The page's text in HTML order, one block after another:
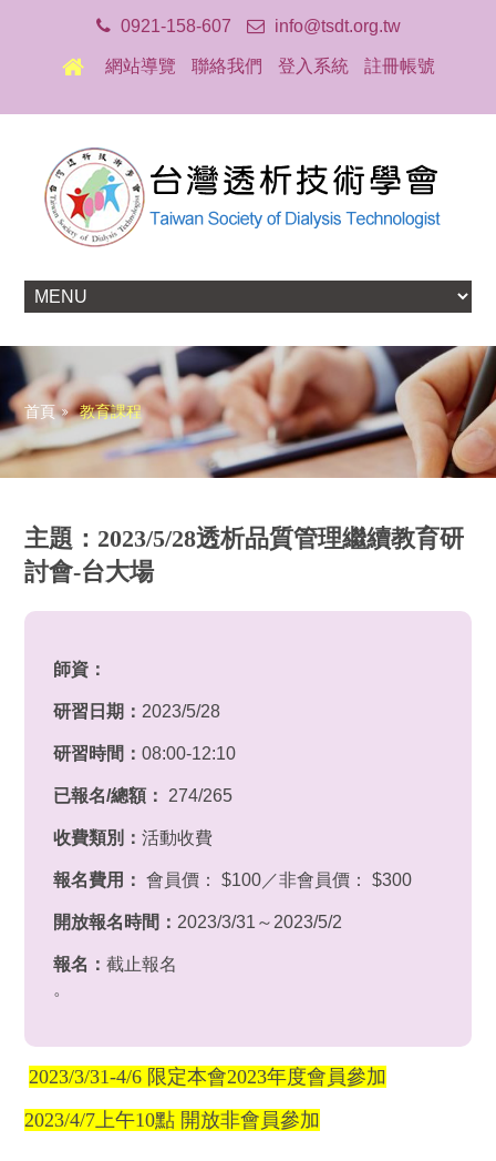
0921-158-607 info@tsdt.org.tw
網站導覽 聯絡我們 登入系統 註冊帳號
首頁 教育課程
主題：2023/5/28透析品質管理繼續教育研
討會-台大場
師資：
研習日期： 2023/5/28
研習時間： 08:00-12:10
已報名/總額： 274/265
收費類別： 活動收費
報名費用： 會員價： $100／非會員價： $300
開放報名時間： 2023/3/31～2023/5/2
報名： 截止報名
。
2023/3/31-4/6 限定本會2023年度會員參加
2023/4/7上午10點 開放非會員參加